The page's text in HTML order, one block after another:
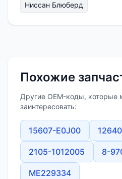
Ниссан Блюберд
Похожие
Другие OEM-коды, которые
заинтересовать:
15607-E0J00
2105-1012005 8-
ME229334